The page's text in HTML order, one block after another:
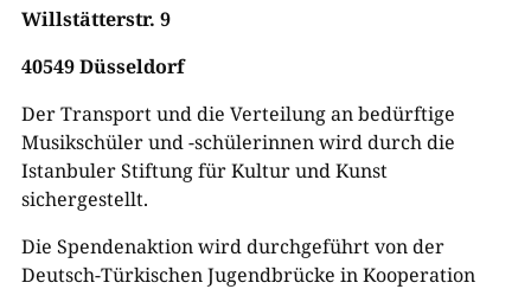
Willstätterstr. 9
40549 Düsseldorf
Der Transport und die Verteilung an bedürftige
Musikschüler und -schülerinnen wird durch die
Istanbuler Stiftung für Kultur und Kunst
sichergestellt.
Die Spendenaktion wird durchgeführt von der
Deutsch-Türkischen Jugendbrücke in Kooperation